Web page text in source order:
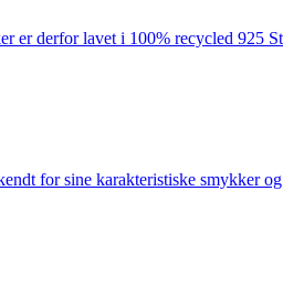
er derfor lavet i 100% recycled 925
for sine karakteristiske smykker